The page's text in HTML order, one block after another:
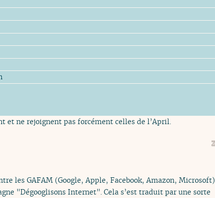
et ne rejoignent pas forcément celles de l’April.
les GAFAM (Google, Apple, Facebook, Amazon, Microsoft).
"Dégooglisons Internet". Cela s’est traduit par une sorte